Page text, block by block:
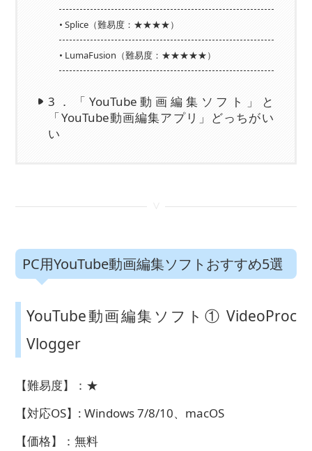
•Splice（難易度：★★★★）
• LumaFusion（難易度：★★★★★）
3．「YouTube動画編集ソフト」と
「YouTube動画編集アプリ」どっちがい
い
PC用YouTube動画編集ソフトおすすめ5選
YouTube動画編集ソフト① VideoProc
Vlogger
【難易度】：★
【対応OS】: Windows 7/8/10、macOS
【価格】：無料